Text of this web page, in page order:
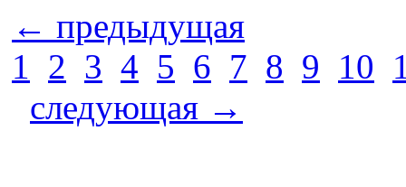
← предыдущая
1 2 3 4 5 6 7 8 9 10
следующая →